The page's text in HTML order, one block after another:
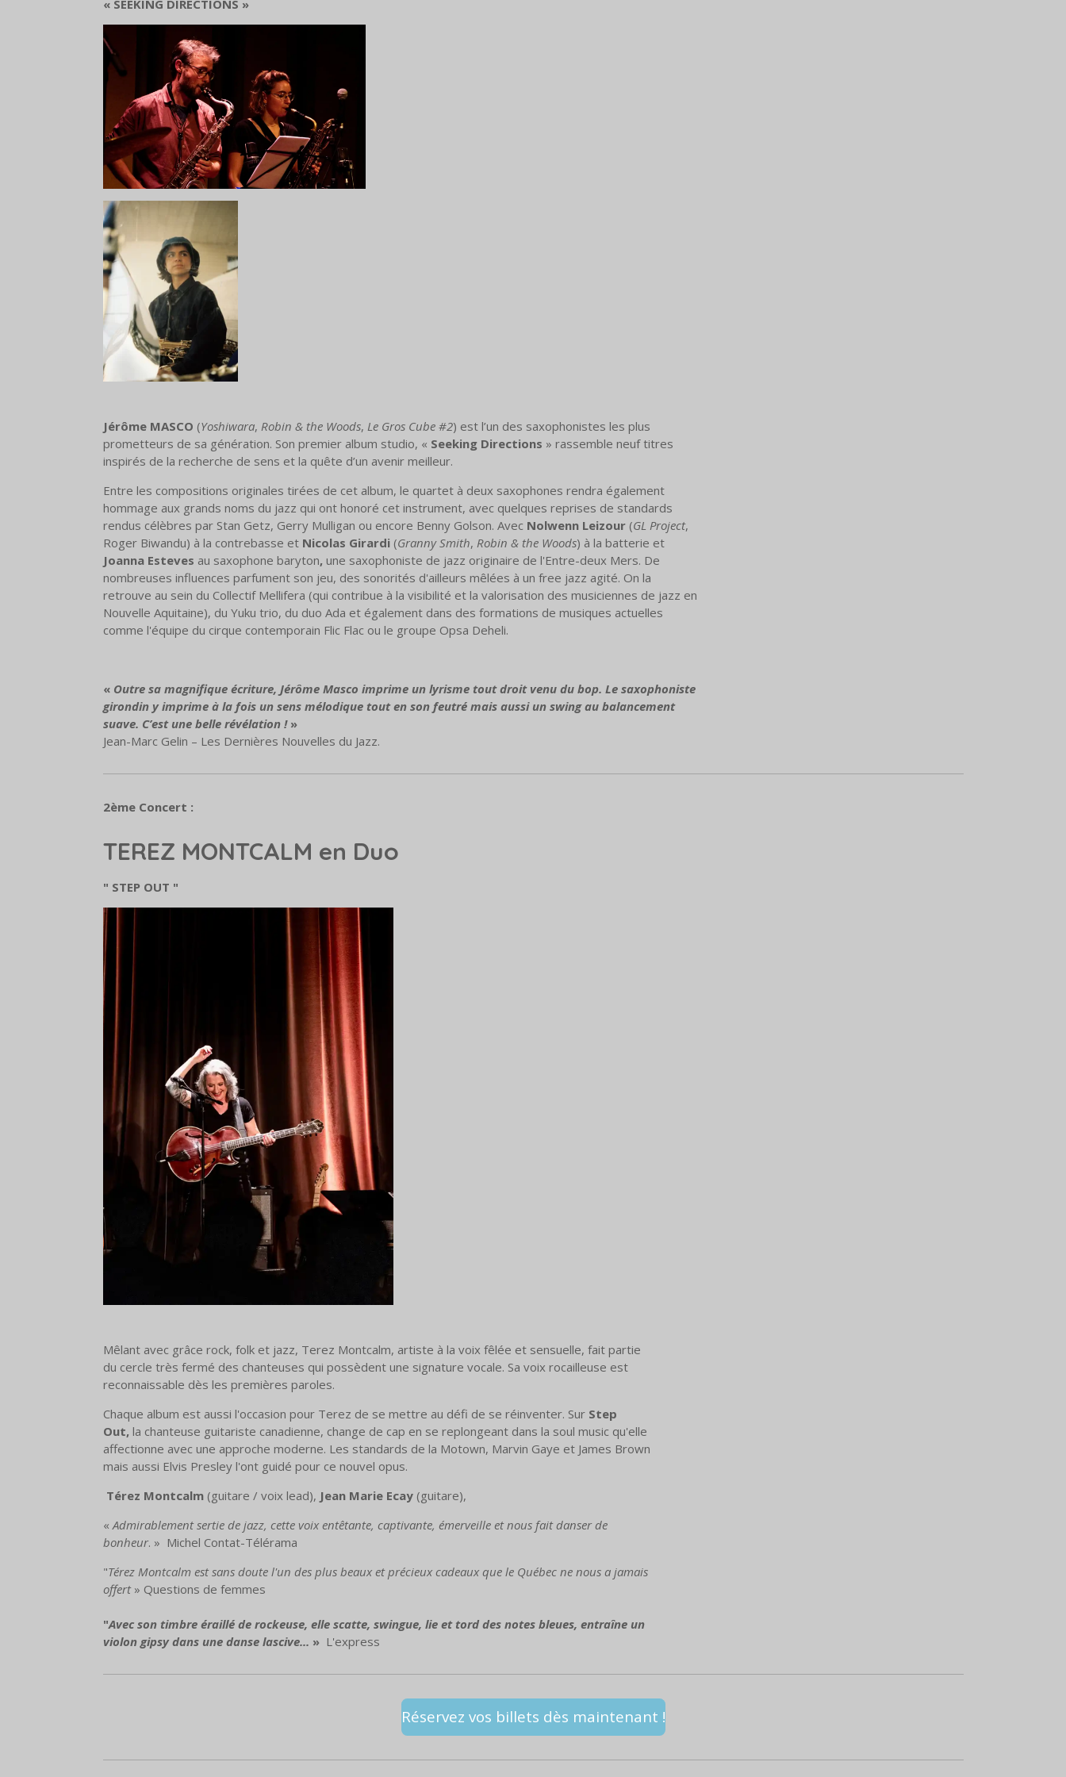
« SEEKING DIRECTIONS »
Jérôme MASCO (Yoshiwara, Robin & the Woods, Le Gros Cube #2) est l’un des saxophonistes les plus
prometteurs de sa génération. Son premier album studio, « Seeking Directions » rassemble neuf titres
inspirés de la recherche de sens et la quête d’un avenir meilleur.
Entre les compositions originales tirées de cet album, le quartet à deux saxophones rendra également
hommage aux grands noms du jazz qui ont honoré cet instrument, avec quelques reprises de standards
rendus célèbres par Stan Getz, Gerry Mulligan ou encore Benny Golson. Avec Nolwenn Leizour (GL Project,
Roger Biwandu) à la contrebasse et Nicolas Girardi (Granny Smith, Robin & the Woods) à la batterie et
Joanna Esteves au saxophone baryton,une saxophoniste de jazz originaire de l'Entre-deux Mers. De
nombreuses influences parfument son jeu, des sonorités d'ailleurs mêlées à un free jazz agité. On la
retrouve au sein du Collectif Mellifera (qui contribue à la visibilité et la valorisation des musiciennes de jazz en
Nouvelle Aquitaine), du Yuku trio, du duo Ada et également dans des formations de musiques actuelles
comme l'équipe du cirque contemporain Flic Flac ou le groupe Opsa Deheli.
« Outre sa magnifique écriture, Jérôme Masco imprime un lyrisme tout droit venu du bop. Le saxophoniste
girondin y imprime à la fois un sens mélodique tout en son feutré mais aussi un swing au balancement
suave. C’est une belle révélation !»
Jean-Marc Gelin – Les Dernières Nouvelles du Jazz.
2ème Concert :
TEREZ MONTCALM en Duo
" STEP OUT "
Mêlant avec grâce rock, folk et jazz, Terez Montcalm, artiste à la voix fêlée et sensuelle, fait partie
du cercle très fermé des chanteuses qui possèdent une signature vocale. Sa voix rocailleuse est
reconnaissable dès les premières paroles.
Chaque album est aussi l'occasion pour Terez de se mettre au défi de se réinventer. Sur Step
Out,la chanteuse guitariste canadienne, change de cap en se replongeant dans la soul music qu'elle
affectionne avec une approche moderne. Les standards de la Motown, Marvin Gaye et James Brown
mais aussi Elvis Presley l'ont guidé pour ce nouvel opus.
Térez Montcalm (guitare / voix lead), Jean Marie Ecay (guitare),
« Admirablement sertie de jazz, cette voix entêtante, captivante, émerveille et nous fait danser de
bonheur. » Michel Contat-Télérama
"Térez Montcalm est sans doute l'un des plus beaux et précieux cadeaux que le Québec ne nous a jamais
offert» Questions de femmes
"Avec son timbre éraillé de rockeuse, elle scatte, swingue, lie et tord des notes bleues, entraîne un
violon gipsy dans une danse lascive... »L'express
Réservez vos billets dès maintenant !